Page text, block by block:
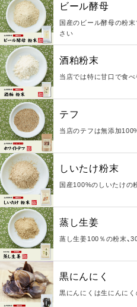
ビール酵母
国産のビール酵母の粉
さい
酒粕粉末
当店では特に甘口で食
テフ
当店のテフは無添加
しいたけ粉末
国産100%のしいたけの
蒸し生姜
蒸し生姜100％の粉末、
黒にんにく
黒にんにくは生にんに